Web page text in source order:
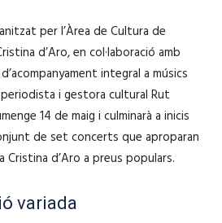
per l’Àrea de Cultura de
d’Aro, en col·laboració amb
integral a músics
i gestora cultural Rut
14 de maig i culminarà a inicis
de set concerts que aproparan
Cristina d’Aro a preus populars.
variada